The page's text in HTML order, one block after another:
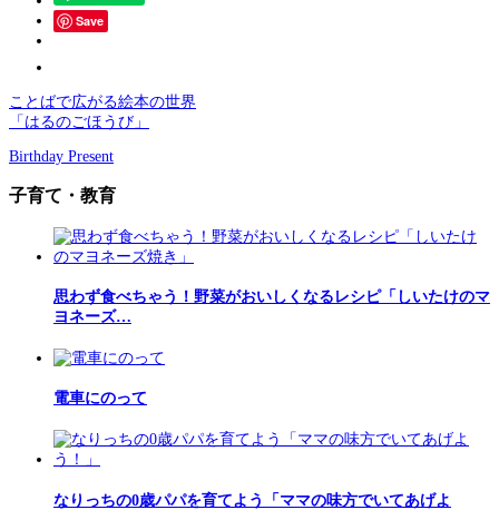
Save
ことばで広がる絵本の世界
「はるのごほうび」
Birthday Present
子育て・教育
思わず食べちゃう！野菜がおいしくなるレシピ「しいたけのマ
ヨネーズ…
電車にのって
なりっちの0歳パパを育てよう「ママの味方でいてあげよ